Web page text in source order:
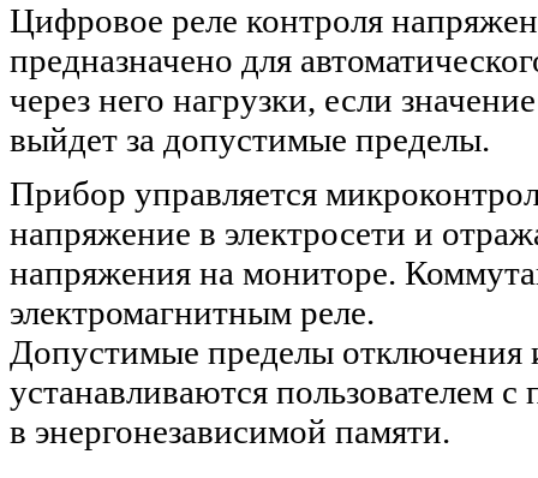
Цифровое реле контроля
предназначено для
через него нагрузки, если
выйдет за допустимые пределы.
Прибор управляется
напряжение в электросети и
напряжения на мониторе.
электромагнитным реле.
Допустимые пределы отключения
устанавливаются пользователем
в энергонезависимой памяти.